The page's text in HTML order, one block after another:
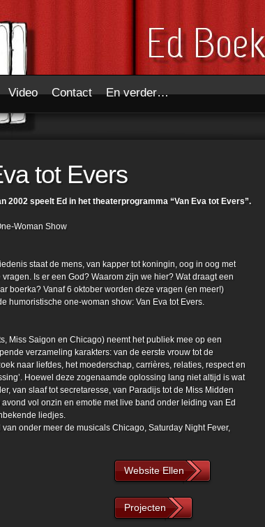
Video Contact En verder…
tot Evers
2002 speelt Ed in het theaterprogramma “Van Eva tot Evers”.
Woman Show
staat de mens, van kapper tot koningin, oog in oog met
Is er een God? Waarom zijn we hier? Wat draagt een
boerka? Vanaf 6 oktober worden deze vragen (en meer!)
humoristische one-woman show: Van Eva tot Evers.
Miss Saigon en Chicago) neemt het publiek mee op een
verzameling karakters: van de eerste vrouw tot de
naar liefdes, het moederschap, carrières, relaties, respect en
Hoewel deze zogenaamde oplossing lang niet altijd is wat
van slaaf tot secretaresse, van Paradijs tot de Miss Midden
vol onzin en emotie met live band onder leiding van Ed
liedjes.
onder meer de musicals Chicago, Saturday Night Fever,
Website Ellen
Projecten